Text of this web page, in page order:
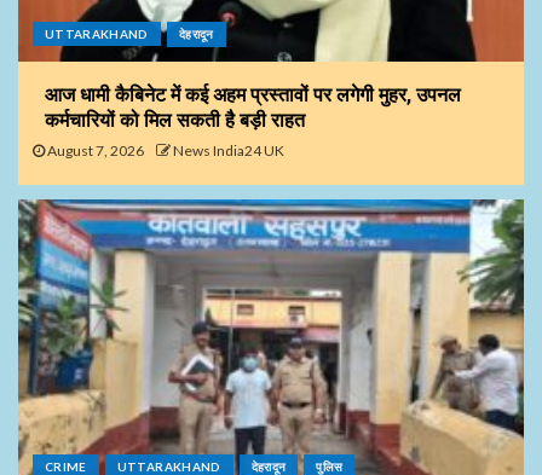
UTTARAKHAND देहरादून
आज धामी कैबिनेट में कई अहम प्रस्तावों पर लगेगी मुहर, उपनल
कर्मचारियों को मिल सकती है बड़ी राहत
August 7, 2026 News India24 UK
CRIME UTTARAKHAND देहरादून पुलिस